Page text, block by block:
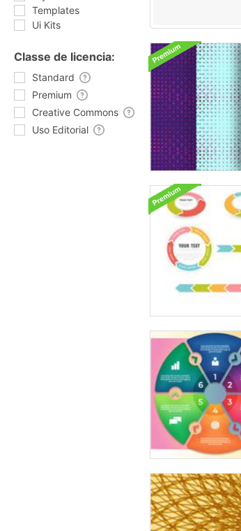
Templates
Ui Kits
Classe de licencia:
Standard
Premium
Creative Commons
Uso Editorial